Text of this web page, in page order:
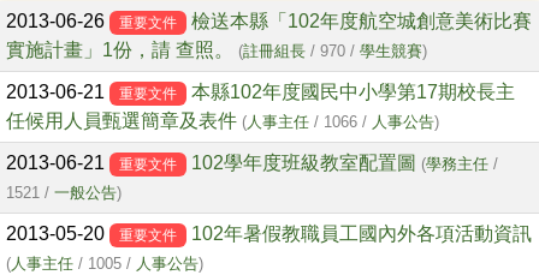
文章列表
2013-06-26 重要文件
檢送本縣「102年度航空城創意美術比賽
實施計畫」1份，請 查照。
(註冊組長 / 970 / 學生競賽)
2013-06-21 重要文件
本縣102年度國民中小學第17期校長主
任候用人員甄選簡章及表件 (人事主任 / 1066 / 人事公告)
2013-06-21 重要文件 102學年度班級教室配置圖 (學務主任/
1521 / 一般公告)
2013-05-20 重要文件 102年暑假教職員工國內外各項活動資訊
(人事主任 / 1005 / 人事公告)